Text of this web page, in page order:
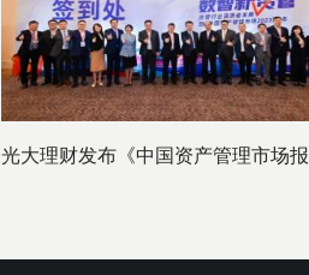
光大理财发布《中国资产管理市场报